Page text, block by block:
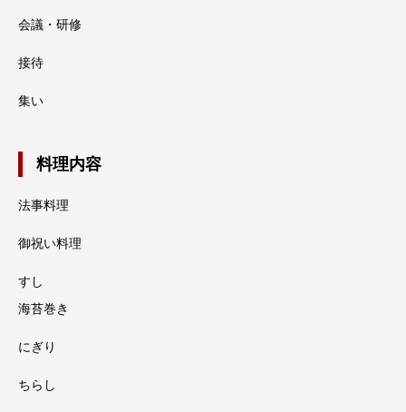
会議・研修
接待
集い
料理内容
法事料理
御祝い料理
すし
海苔巻き
にぎり
ちらし